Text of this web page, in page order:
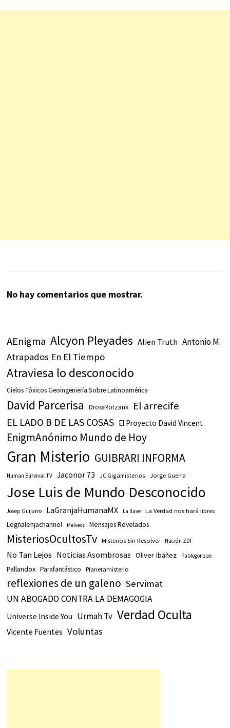
No hay comentarios que mostrar.
AEnigma Alcyon Pleyades Alien Truth Antonio M.
Atrapados En El Tiempo
Atraviesa lo desconocido
Cielos Tóxicos Geoingeniería Sobre Latinoamérica
David Parcerisa DrossRotzank El arrecife
EL LADO B DE LAS COSAS El Proyecto David Vincent
EnigmAnónimo Mundo de Hoy
Gran Misterio GUIBRARI INFORMA
Human Survival TV Jaconor 73 JC Gigamisterios Jorge Guerra
Jose Luis de Mundo Desconocido
Josep Guijarro LaGranjaHumanaMX La llave La Verdad nos hará libres
Legnalenjachannel Melvecs Mensajes Revelados
MisteriosOcultosTv Misterios Sin Resolver Nación ZDI
No Tan Lejos Noticias Asombrosas Oliver Ibáñez Pablogonzae
Pallandox Parafantástico Planetamisterio
reflexiones de un galeno Servimat
UN ABOGADO CONTRA LA DEMAGOGIA
Universe Inside You Urmah Tv Verdad Oculta
Vicente Fuentes Voluntas